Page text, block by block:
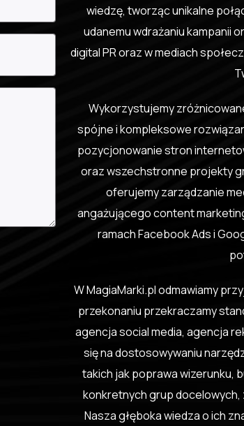
wiedzę, tworząc unikalne
udanemu wdrażaniu kampanii
digital PR oraz w mediach
Wykorzystujemy
spójne i kompleksowe
pozycjonowanie stron
oraz wszechstronne projekty
oferujemy zarządzanie
angażującego content
ramach Facebook Ads i
W MagiaMarki.pl odmawiamy
przekonaniu przekraczamy
agencja social media, agencja
się na dostosowywaniu
takich jak poprawa wizerunku,
konkretnych grup docelowych,
Nasza głęboka wiedza o ich